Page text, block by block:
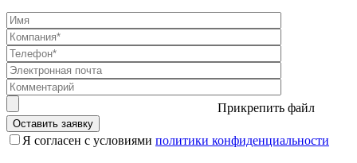
Прикрепить файл
Я согласен с условиями политики конфиденциальности